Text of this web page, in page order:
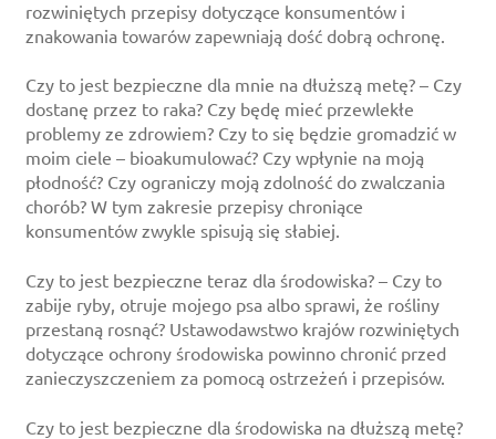
rozwiniętych przepisy dotyczące konsumentów i
znakowania towarów zapewniają dość dobrą ochronę.
Czy to jest bezpieczne dla mnie na dłuższą metę? – Czy
dostanę przez to raka? Czy będę mieć przewlekłe
problemy ze zdrowiem? Czy to się będzie gromadzić w
moim ciele – bioakumulować? Czy wpłynie na moją
płodność? Czy ograniczy moją zdolność do zwalczania
chorób? W tym zakresie przepisy chroniące
konsumentów zwykle spisują się słabiej.
Czy to jest bezpieczne teraz dla środowiska? – Czy to
zabije ryby, otruje mojego psa albo sprawi, że rośliny
przestaną rosnąć? Ustawodawstwo krajów rozwiniętych
dotyczące ochrony środowiska powinno chronić przed
zanieczyszczeniem za pomocą ostrzeżeń i przepisów.
Czy to jest bezpieczne dla środowiska na dłuższą metę?